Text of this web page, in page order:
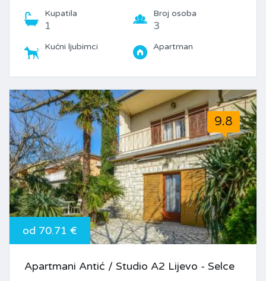
Kupatila
1
Broj osoba
3
Kućni ljubimci Apartman
9.8
od 70.71 €
Apartmani Antić / Studio A2 Lijevo - Selce